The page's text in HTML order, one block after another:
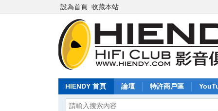
設為首頁 收藏本站
HIENDY 首頁 論壇 特許商戶區